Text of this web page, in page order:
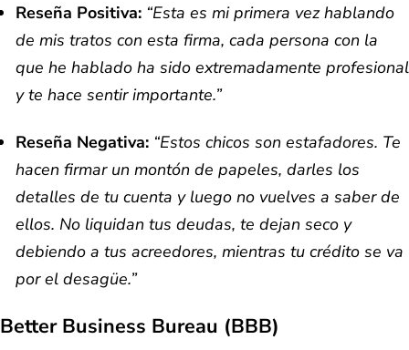
Reseña Positiva: “Esta es mi primera vez hablando
de mis tratos con esta firma, cada persona con la
que he hablado ha sido extremadamente profesional
y te hace sentir importante.”
Reseña Negativa: “Estos chicos son estafadores. Te
hacen firmar un montón de papeles, darles los
detalles de tu cuenta y luego no vuelves a saber de
ellos. No liquidan tus deudas, te dejan seco y
debiendo a tus acreedores, mientras tu crédito se va
por el desagüe.”
Better Business Bureau (BBB)